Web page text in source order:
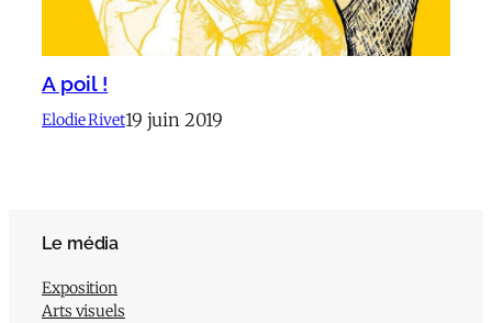
A poil !
Elodie Rivet19 juin 2019
Le média
Exposition
Arts visuels